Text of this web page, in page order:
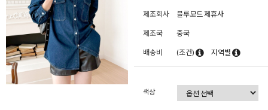
제조회사 블루모드 제휴사
제조국 중국
배송비 (조건) 지역별
색상